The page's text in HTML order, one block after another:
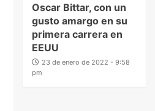
Oscar Bittar, con un
gusto amargo en su
primera carrera en
EEUU
23 de enero de 2022 - 9:58
pm